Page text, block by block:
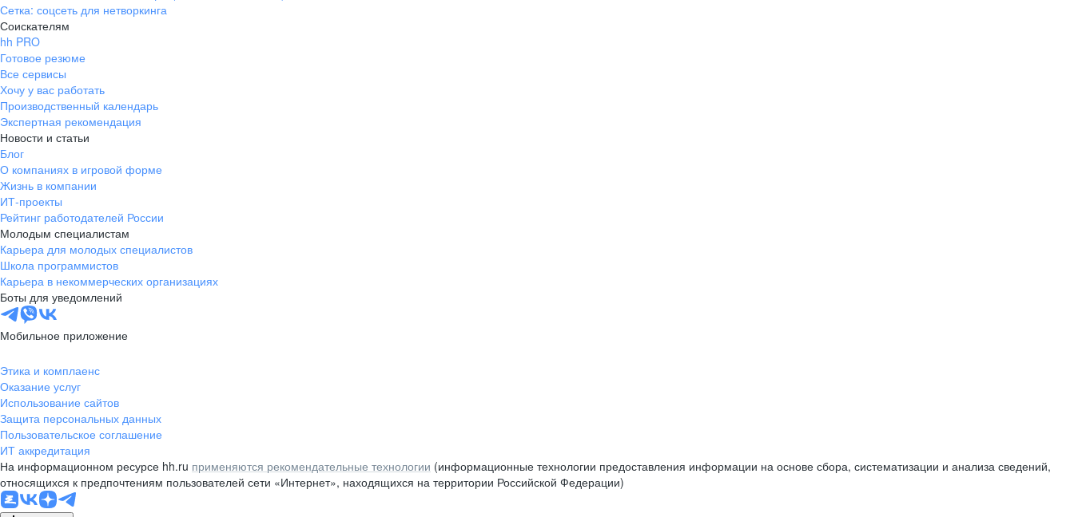
Сетка: соцсеть для нетворкинга
Соискателям
hh PRO
Готовое резюме
Все сервисы
Хочу у вас работать
Производственный календарь
Экспертная рекомендация
Новости и статьи
Блог
О компаниях в игровой форме
Жизнь в компании
ИТ-проекты
Рейтинг работодателей России
Молодым специалистам
Карьера для молодых специалистов
Школа программистов
Карьера в некоммерческих организациях
Боты для уведомлений
Мобильное приложение
Этика и комплаенс
Оказание услуг
Использование сайтов
Защита персональных данных
Пользовательское соглашение
ИТ аккредитация
На информационном ресурсе hh.ru применяются рекомендательные технологии (информационные технологии предоставления информации на основе сбора, систематизации и анализа сведений,
относящихся к предпочтениям пользователей сети «Интернет», находящихся на территории Российской Федерации)